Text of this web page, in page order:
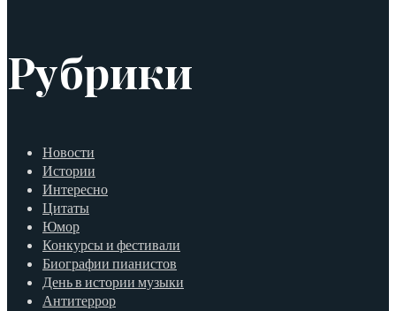
Рубрики
Новости
Истории
Интересно
Цитаты
Юмор
Конкурсы и фестивали
Биографии пианистов
День в истории музыки
Антитеррор